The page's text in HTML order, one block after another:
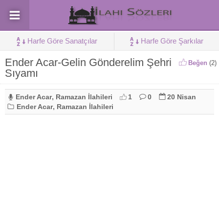
Harfe Göre Sanatçılar Harfe Göre Şarkılar
Ender Acar-Gelin Gönderelim Şehri
Sıyamı
Beğen (2)
Ender Acar, Ramazan İlahileri 1 0
20 Nisan
Ender Acar, Ramazan İlahileri